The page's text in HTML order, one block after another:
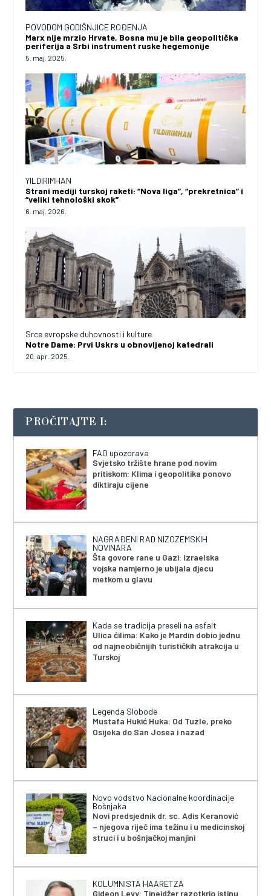
POVODOM GODIŠNJICE ROĐENJA
Marx nije mrzio Hrvate, Bosna mu je bila geopolitička
periferija a Srbi instrument ruske hegemonije
5. maj. 2025.
YILDIRIMHAN
Strani mediji turskoj raketi: “Nova liga”, “prekretnica” i
“veliki tehnološki skok”
6. maj. 2026.
Srce evropske duhovnosti i kulture
Notre Dame: Prvi Uskrs u obnovljenoj katedrali
20. apr. 2025.
PROČITAJTE I:
FAO upozorava
Svjetsko tržište hrane pod novim
pritiskom: Klima i geopolitika ponovo
diktiraju cijene
NAGRAĐENI RAD NIZOZEMSKIH
NOVINARA
Šta govore rane u Gazi: Izraelska
vojska namjerno je ubijala djecu
metkom u glavu
Kada se tradicija preseli na asfalt
Ulica ćilima: Kako je Mardin dobio jednu
od najneobičnijih turističkih atrakcija u
Turskoj
Legenda Slobode
Mustafa Hukić Huka: Od Tuzle, preko
Osijeka do San Josea i nazad
Novo vodstvo Nacionalne koordinacije
Bošnjaka
Novi predsjednik dr. sc. Adis Keranović
– njegova riječ ima težinu i u medicinskoj
struci i u bošnjačkoj manjini
KOLUMNISTA HAARETZA
Gideon Levy: Tinejdžer razotkrio istinu